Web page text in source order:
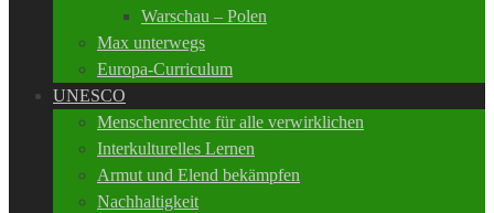
Warschau – Polen
Max unterwegs
Europa-Curriculum
UNESCO
Menschenrechte für alle verwirklichen
Interkulturelles Lernen
Armut und Elend bekämpfen
Nachhaltigkeit